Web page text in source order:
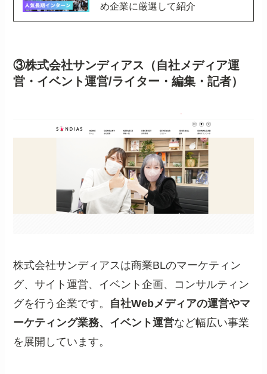
め企業に厳選して紹介
③株式会社サンディアス（自社メディア運
営・イベント運営/ライター・編集・記者）
株式会社サンディアスは商業BLのマーケティン
グ、サイト運営、イベント企画、コンサルティン
グを行う企業です。 自社Webメディアの運営やマ
ーケティング業務、イベント運営など幅広い事業
を展開しています。